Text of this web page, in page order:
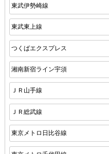
東武伊勢崎線
東武東上線
つくばエクスプレス
湘南新宿ライン宇須
ＪＲ山手線
ＪＲ総武線
東京メトロ日比谷線